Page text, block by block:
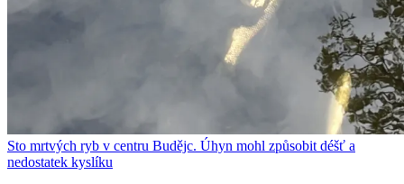
Sto mrtvých ryb v centru Budějc. Úhyn mohl způsobit déšť a
nedostatek kyslíku